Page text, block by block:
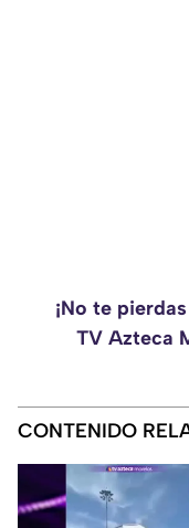
¡No te
TV Azteca
CONTENIDO